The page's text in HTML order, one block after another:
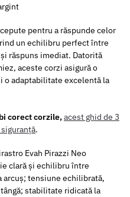
pentru a răspunde celor
un echilibru perfect între
răspuns imediat. Datorită
aceste corzi asigură o
o adaptabilitate excelentă la
corect corzile,acest ghid de 3
.
Evah Pirazzi Neo
clară și echilibru între
arcuș; tensiune echilibrată,
stabilitate ridicată la